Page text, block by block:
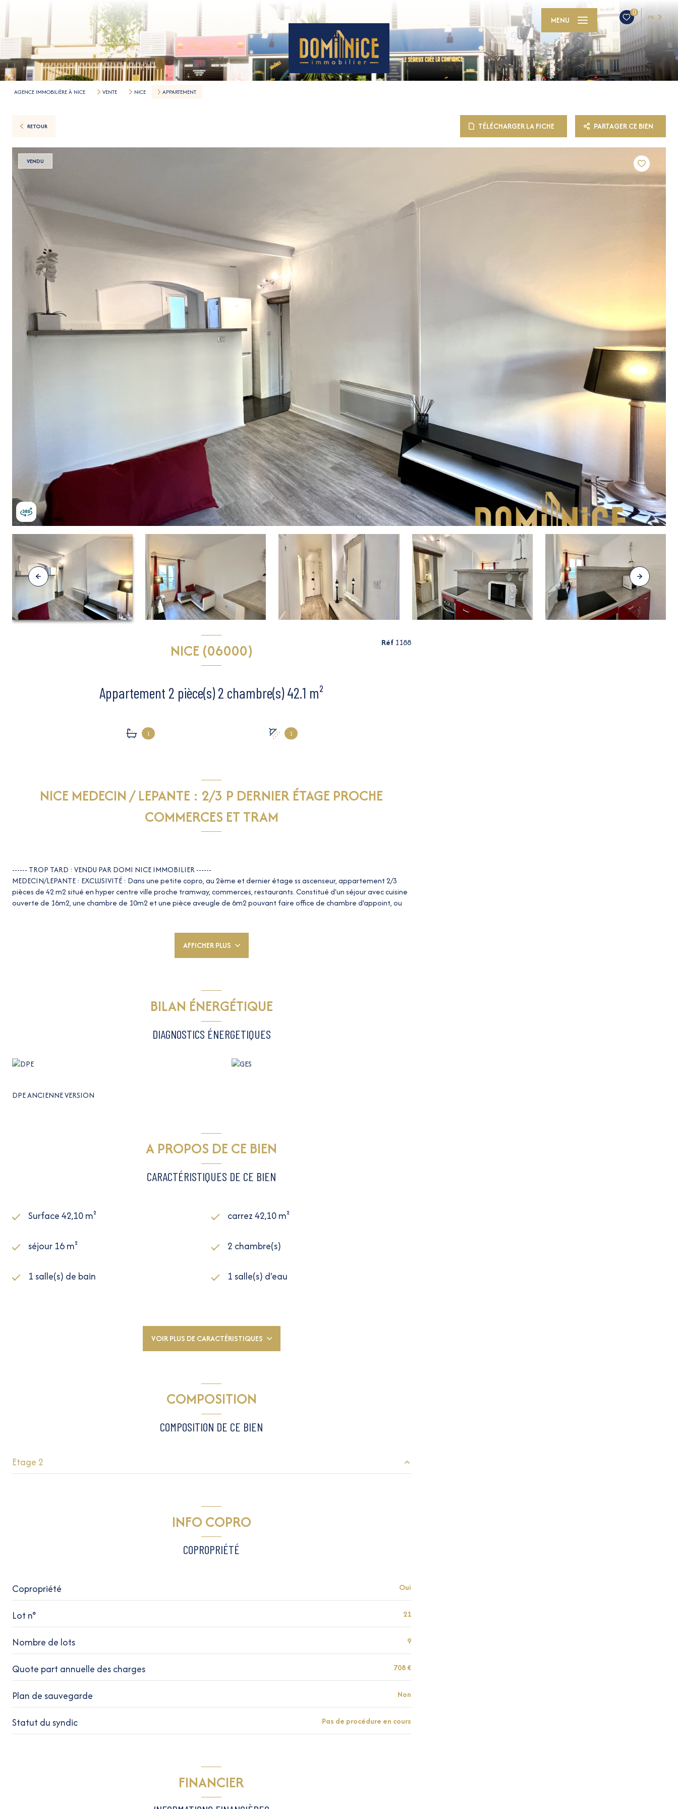
0
FR
MENU
AGENCE IMMOBILIÈRE À NICE VENTE NICE APPARTEMENT
RETOUR TÉLÉCHARGER LA FICHE PARTAGER CE BIEN
VENDU
NICE (06000)
Appartement 2 pièce(s) 2 chambre(s) 42.1 m²
1 1
Réf 1188
NICE MEDECIN / LEPANTE : 2/3 P DERNIER ÉTAGE PROCHE
COMMERCES ET TRAM
------ TROP TARD : VENDU PAR DOMI NICE IMMOBILIER ------
MEDECIN/LEPANTE : EXCLUSIVITÉ : Dans une petite copro, au 2ème et dernier étage ss ascenseur, appartement 2/3
pièces de 42 m2 situé en hyper centre ville proche tramway, commerces, restaurants. Constitué d'un séjour avec cuisine
ouverte de 16m2, une chambre de 10m2 et une pièce aveugle de 6m2 pouvant faire office de chambre d'appoint, ou
Trop tard : déjà vendu. Si vous souhaitez rechercher le même type d'appartement, ou vendre ou estimer le votre,
contactez Dominique VINCENTI, DOMI NICE IMMOBILIER, expert local, au 06 62 50 54 72 ou 04 93 01 01 70.
AFFICHER PLUS
BILAN ÉNERGÉTIQUE
DIAGNOSTICS ÉNERGETIQUES
DPE ANCIENNE VERSION
A PROPOS DE CE BIEN
CARACTÉRISTIQUES DE CE BIEN
Surface 42,10 m² carrez 42,10 m²
séjour 16 m² 2 chambre(s)
1 salle(s) de bain 1 salle(s) d'eau
2ème étage
quartier MEDECIN
VOIR PLUS DE CARACTÉRISTIQUES
COMPOSITION
COMPOSITION DE CE BIEN
Etage 2
INFO COPRO
COPROPRIÉTÉ
Copropriété Oui
Lot n° 21
Nombre de lots 9
Quote part annuelle des charges 708 €
Plan de sauvegarde Non
Statut du syndic Pas de procédure en cours
FINANCIER